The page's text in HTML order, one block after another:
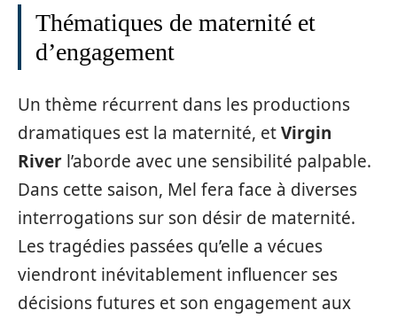
Thématiques de maternité et
d’engagement
Un thème récurrent dans les productions
dramatiques est la maternité, etVirgin
River l’aborde avec une sensibilité palpable.
Dans cette saison, Mel fera face à diverses
interrogations sur son désir de maternité.
Les tragédies passées qu’elle a vécues
viendront inévitablement influencer ses
décisions futures et son engagement aux